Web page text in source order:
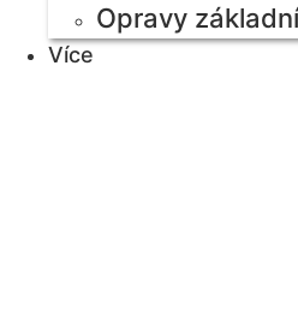
Opravy
Více